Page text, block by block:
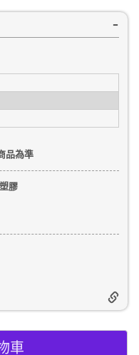
品為準
膠
車